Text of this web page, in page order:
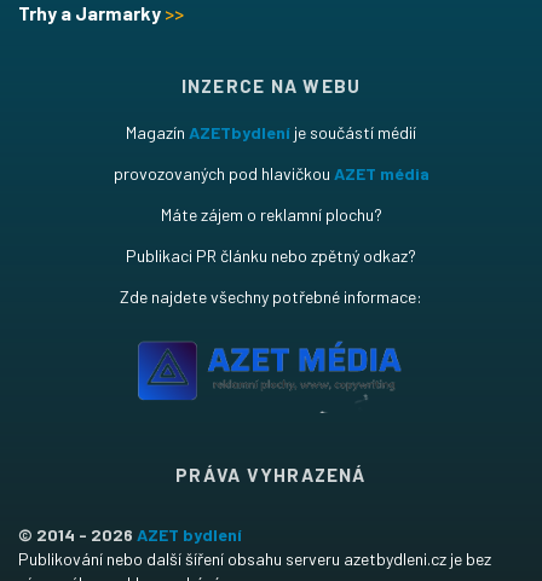
Trhy a Jarmarky >>
INZERCE NA WEBU
Magazín AZETbydlení je součástí médií
provozovaných pod hlavičkou AZET média
Máte zájem o reklamní plochu?
Publikaci PR článku nebo zpětný odkaz?
Zde najdete všechny potřebné informace:
PRÁVA VYHRAZENÁ
© 2014 - 2026 AZET bydlení
Publikování nebo další šíření obsahu serveru azetbydleni.cz je bez